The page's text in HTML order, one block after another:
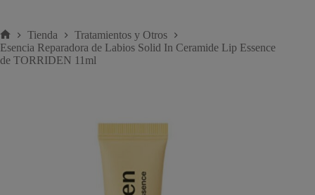
Inicio
Tienda
Tratamientos y Otros
Esencia Reparadora de Labios Solid In Ceramide Lip Essence
de TORRIDEN 11ml